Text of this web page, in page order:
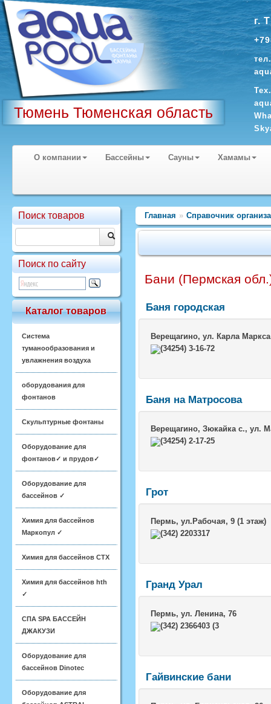
Тюмень Тюменская область
г.
О компании Бассейны Сауны Хамамы
Поиск товаров
Поиск по сайту
Каталог товаров
Система
туманообразования и
увлажнения воздуха
оборудования для
фонтанов
Скульптурные фонтаны
Оборудование для
фонтанов✓ и прудов✓
Оборудование для
бассейнов ✓
Химия для бассейнов
Маркопул ✓
Химия для бассейнов CTX
Химия для бассейнов hth
✓
СПА SPA БАССЕЙН
ДЖАКУЗИ
Оборудование для
бассейнов Dinotec
Оборудование для
Главная » Справочник
Бани (Пермская
Баня городская
Верещагино, ул. Карла
(34254) 3-16-72
Баня на Матросова
Верещагино, Зюкайка с., ул.
(34254) 2-17-25
Грот
Пермь, ул.Рабочая, 9 (1 этаж)
(342) 2203317
Гранд Урал
Пермь, ул. Ленина, 76
(342) 2366403 (3
Гайвинские бани